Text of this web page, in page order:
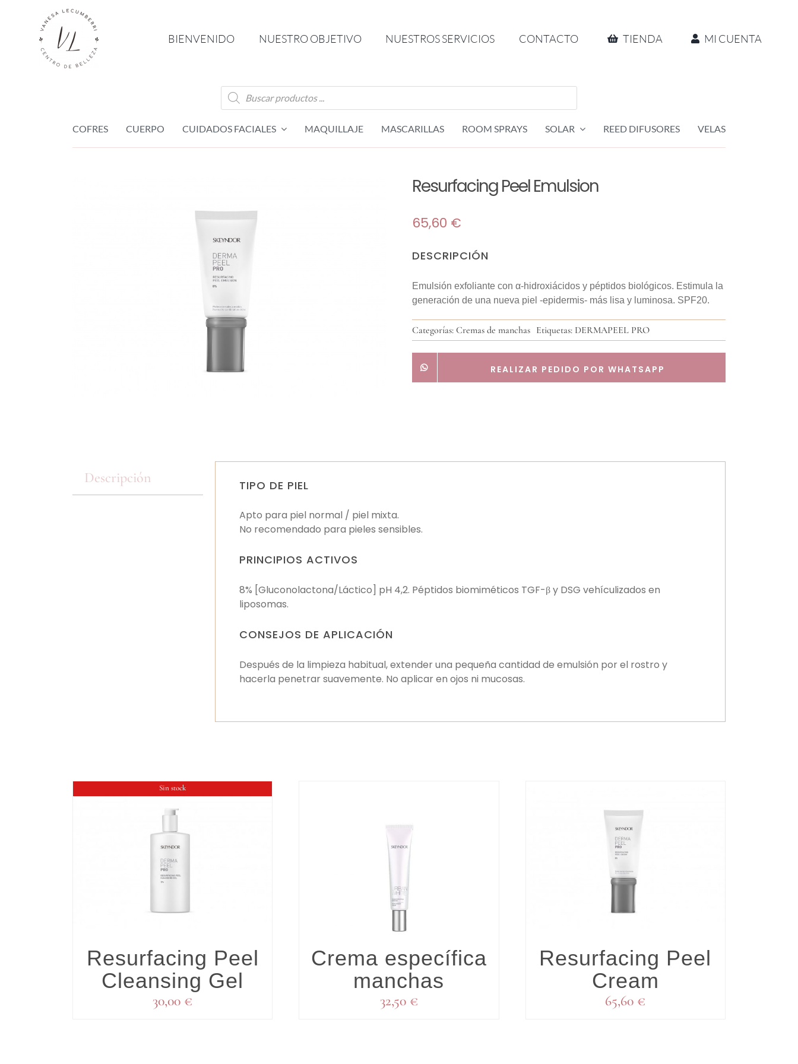
contenido
BIENVENIDO NUESTRO OBJETIVO NUESTROS SERVICIOS CONTACTO TIENDA MI CUENTA
Búsqueda
de
COFRES CUERPO CUIDADOS FACIALES MAQUILLAJE MASCARILLAS ROOM SPRAYS SOLAR REED DIFUSORES VELAS
Resurfacing Peel Emulsion
65,60 €
DESCRIPCIÓN
Emulsión exfoliante con α-hidroxiácidos y péptidos biológicos. Estimula la
generación de una nueva piel -epidermis- más lisa y luminosa. SPF20.
Categorías: Cremas de manchas Etiquetas: DERMAPEEL PRO
REALIZAR PEDIDO POR WHATSAPP
Descripción TIPO DE PIEL
Apto para piel normal / piel mixta.
No recomendado para pieles sensibles.
PRINCIPIOS ACTIVOS
8% [Gluconolactona/Láctico] pH 4,2. Péptidos biomiméticos TGF-β y DSG vehículizados en
liposomas.
CONSEJOS DE APLICACIÓN
Después de la limpieza habitual, extender una pequeña cantidad de emulsión por el rostro y
hacerla penetrar suavemente. No aplicar en ojos ni mucosas.
Sin stock
Resurfacing Peel
Cleansing Gel
30,00 €
DETALLES
Crema específica
manchas
32,50 €
Resurfacing Peel
Cream
65,60 €